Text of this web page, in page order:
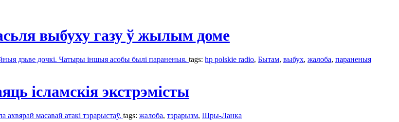
выбуху газу ў жылым доме
дзьве дoчкі. Чатыры іншыя асобы былі параненыя. tags: hp polskie radio, Бытам, выбух, жалобa, параненыя
ісламскія экстрэмісты
масавай атакі тэрарыстаў. tags: жалобa, тэрарызм, Шры-Ланка